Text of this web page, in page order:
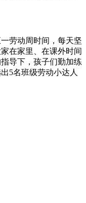
劳动周时间，每天坚
在家里、在课外时间
导下，孩子们勤加练
5名班级劳动小达人